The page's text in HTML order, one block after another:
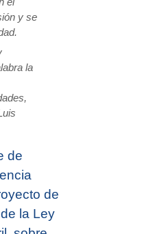
y se
la
de
de
la Ley